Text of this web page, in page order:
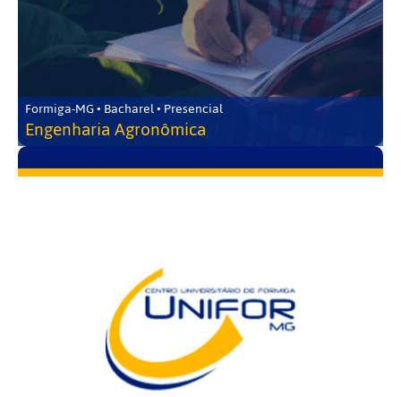
Formiga-MG • Bacharel • Presencial
Engenharia Agronômica